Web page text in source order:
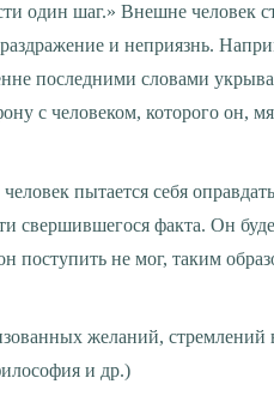
один шаг.» Внешне человек
и неприязнь.
последними словами
с человеком, которого он,
пытается себя
свершившегося факта. Он
поступить не мог, таким
желаний, стремлений
и др.)